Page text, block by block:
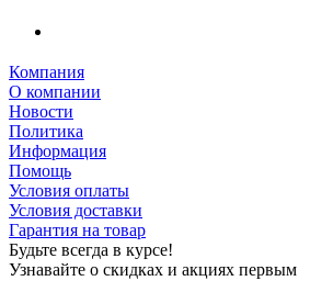
Компания
О компании
Новости
Политика
Информация
Помощь
Условия оплаты
Условия доставки
Гарантия на товар
Будьте всегда в курсе!
Узнавайте о скидках и акциях первым